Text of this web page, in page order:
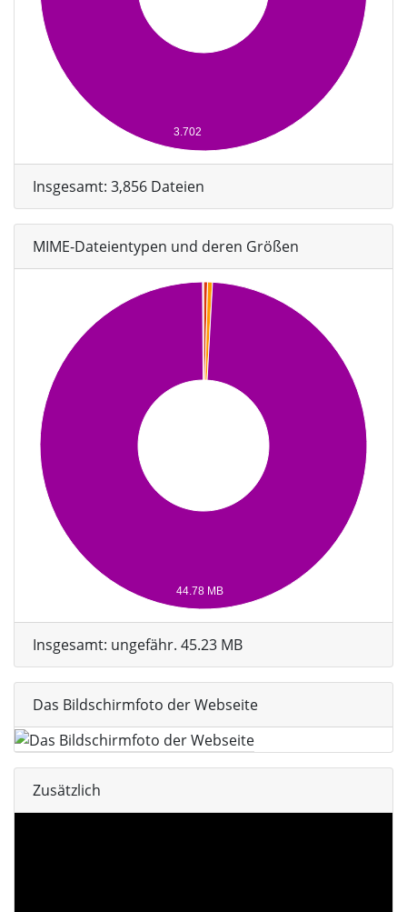
3.702
Insgesamt: 3,856 Dateien
MIME-Dateientypen und deren Größen
44.78 MB
Insgesamt: ungefähr. 45.23 MB
Das Bildschirmfoto der Webseite
Zusätzlich